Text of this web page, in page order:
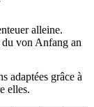
alleine.
von Anfang an
adaptées grâce à
elles.